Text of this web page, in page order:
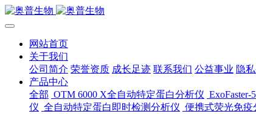
网站首页
关于我们
公司简介 荣誉资质 成长足迹 联系我们 公益事业 隐
产品中心
全部 OTM 6000 X全自动特定蛋白分析仪
仪 全自动特定蛋白即时检测分析仪 便携式荧光免疫